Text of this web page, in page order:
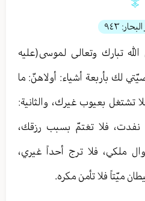
٩٤٣
تبارك وتعالی لموسى(عليه
لك بأربعة أشياء: أولاهنّ: ما
تشتغل بعيوب غيرك، والثانية:
فلا تغتمّ بسبب رزقك،
ملكي، فلا ترج أحداً غيري،
ميّتاً فلا تأمن مكره.